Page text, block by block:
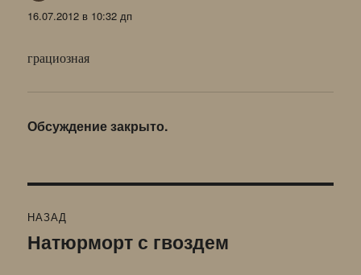
16.07.2012 в 10:32 дп
грациозная
Обсуждение закрыто.
по
НАЗАД
Предыдущая
Натюрморт с гвоздем